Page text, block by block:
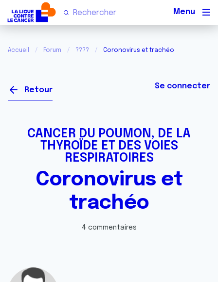
Accueil Forum ???? Coronovirus et trachéo
Retour Se connecter
CANCER DU POUMON, DE LA
THYROÏDE ET DES VOIES
RESPIRATOIRES
Coronovirus et
trachéo
4 commentaires